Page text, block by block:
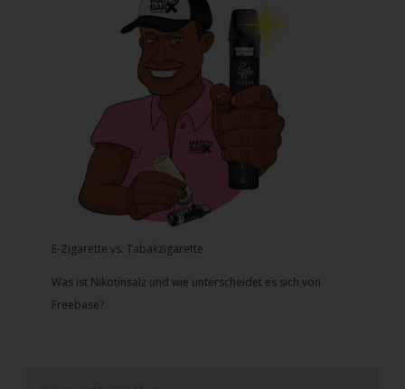
E-Zigarette vs. Tabakzigarette
Was ist Nikotinsalz und wie unterscheidet es sich von
Freebase?